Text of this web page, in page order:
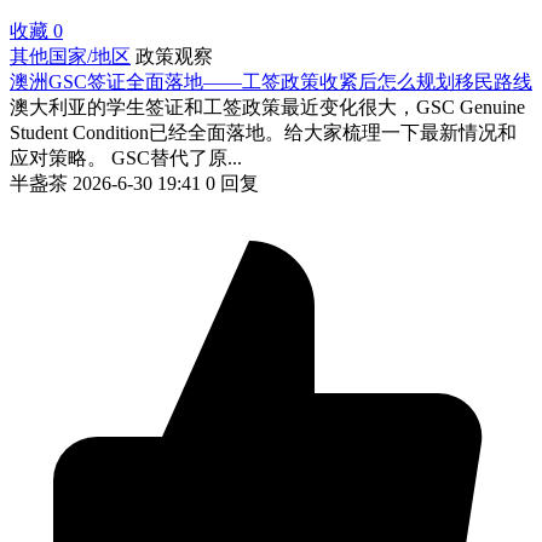
收藏 0
其他国家/地区 政策观察
澳洲GSC签证全面落地——工签政策收紧后怎么规划移民路线
澳大利亚的学生签证和工签政策最近变化很大，GSC Genuine
Student Condition已经全面落地。给大家梳理一下最新情况和
应对策略。 GSC替代了原...
半盏茶 2026-6-30 19:41 0 回复